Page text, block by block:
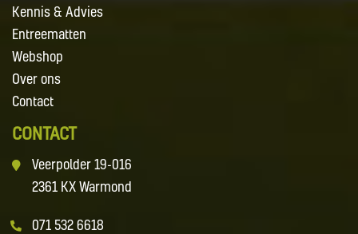
Kennis & Advies
Entreematten
Webshop
Over ons
Contact
CONTACT
Veerpolder 19-016
2361 KX Warmond
071 532 6618